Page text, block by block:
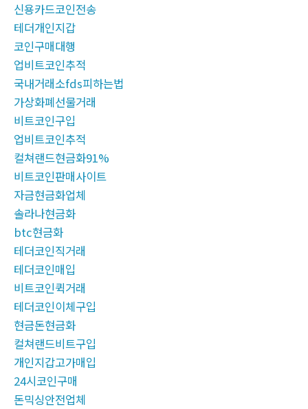
신용카드코인전송
테더개인지갑
코인구매대행
업비트코인추적
국내거래소fds피하는법
가상화폐선물거래
비트코인구입
업비트코인추적
컬쳐랜드현금화91%
비트코인판매사이트
자금현금화업체
솔라나현금화
btc현금화
테더코인직거래
테더코인매입
비트코인퀵거래
테더코인이체구입
현금돈현금화
컬쳐랜드비트구입
개인지갑고가매입
24시코인구매
돈믹싱안전업체